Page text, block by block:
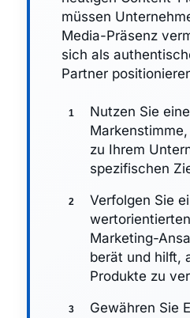
müssen
Media-Präsenz
sich als
Partner
Nutzen Sie
zu Ihrem
spezifischen
Verfolgen Sie
Marketing-
berät und hilft,
Produkte zu
Gewähren Sie